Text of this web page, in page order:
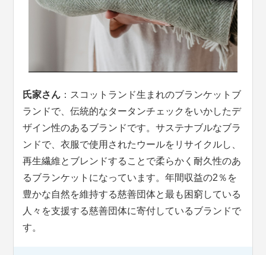
氏家さん ：スコットランド生まれのブランケットブ
ランドで、伝統的なタータンチェックをいかしたデ
ザイン性のあるブランドです。サステナブルなブラ
ンドで、衣服で使用されたウールをリサイクルし、
再生繊維とブレンドすることで柔らかく耐久性のあ
るブランケットになっています。年間収益の2％を
豊かな自然を維持する慈善団体と最も困窮している
人々を支援する慈善団体に寄付しているブランドで
す。